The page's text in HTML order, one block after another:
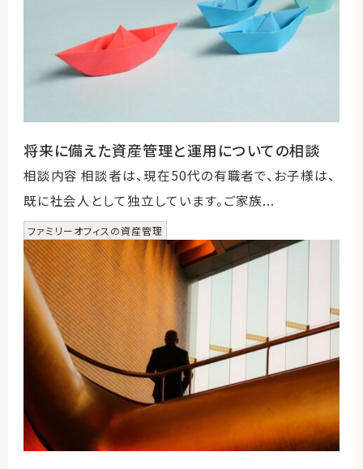
将来に備えた資産管理と運用についての相談
相談内容 相談者は、現在50代の有職者で、お子様は、
既に社会人として独立しています。ご家族...
ファミリーオフィスの資産管理